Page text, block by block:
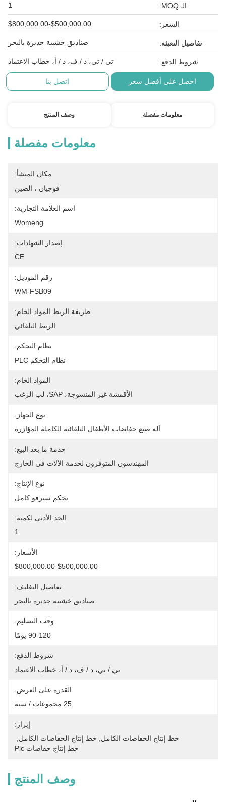
الـ MOQ: 1
السعر: $500,000.00-$800,000.00
تفاصيل التعبئة: صناديق خشبية جديرة بالبحر
شروط الدفع: تي / تي، د / ف، د / أ، خطاب الاعتماد
احصل على أفضل سعر اتصل بنا
معلومات مفصلة وصف المنتج
معلومات مفصلة
مكان المنشأ:
فوجيان ، الصين
اسم العلامة التجارية:
Womeng
إصدار الشهادات:
CE
رقم الموديل:
WM-FSB09
طريقة الربط المواد الخام:
الربط التلقائي
نظام التحكم:
نظام التحكم PLC
المواد الخام:
الأقمشة غير المنسوجة، SAP، لب الزغب
نوع الجهاز:
آلة صنع حفاضات الأطفال التلقائية الكاملة المؤازرة
خدمة ما بعد البيع:
المهندسون المتوفرون لخدمة الآلات في الخارج
نوع الإنتاج:
تحكم سيرفو كامل
الحد الأدنى لكمية:
1
الأسعار:
$500,000.00-$800,000.00
تفاصيل التغليف:
صناديق خشبية جديرة بالبحر
وقت التسليم:
90-120 يومًا
شروط الدفع:
تي / تي، د / ف، د / أ، خطاب الاعتماد
القدرة على العرض:
25 مجموعات / سنة
إبراز:
خط إنتاج الحفاضات الكامل
خط إنتاج الحفاضات الكامل
خط إنتاج حفاضات Plc
وصف المنتج